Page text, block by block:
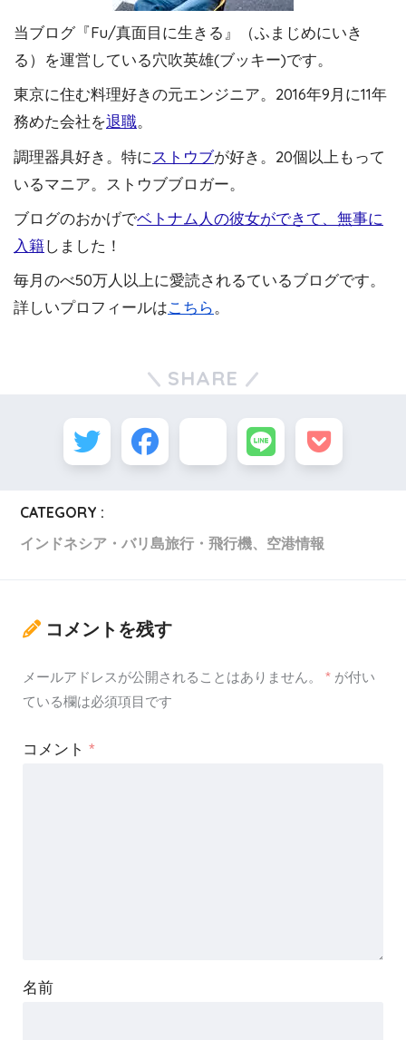
当ブログ『Fu/真面目に生きる』（ふまじめにいき
る）を運営している穴吹英雄(ブッキー)です。
東京に住む料理好きの元エンジニア。2016年9月に11年
務めた会社を退職。
調理器具好き。特にストウブが好き。20個以上もって
いるマニア。ストウブブロガー。
ブログのおかげでベトナム人の彼女ができて、無事に
入籍しました！
毎月のべ50万人以上に愛読されるているブログです。
詳しいプロフィールはこちら。
SHARE
CATEGORY :
インドネシア・バリ島旅行・飛行機、空港情報
コメントを残す
メールアドレスが公開されることはありません。 * が付い
ている欄は必須項目です
コメント*
名前